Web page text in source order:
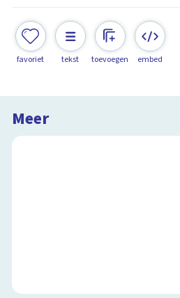
favoriet tekst toevoegen embed
Meer